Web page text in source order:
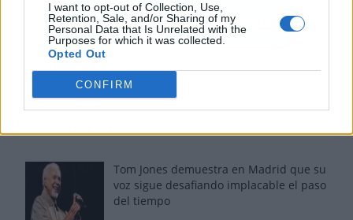
I want to opt-out of Collection, Use,
Retention, Sale, and/or Sharing of my
Personal Data that Is Unrelated with the
Purposes for which it was collected.
Opted Out
CONFIRM
Tom Jones demuestra en Madrid que su
voz sigue desafiando implacable el paso
del tiempo